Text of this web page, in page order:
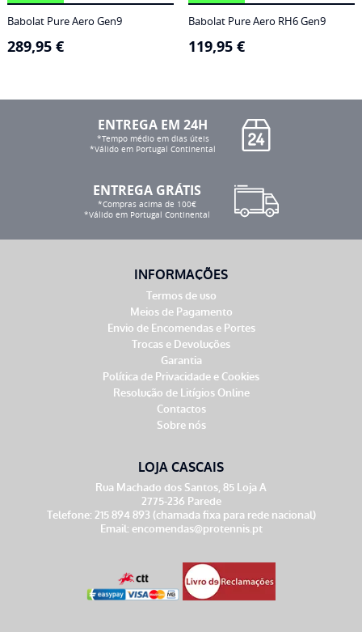
Babolat Pure Aero Gen9
289,95 €
Babolat Pure Aero RH6 Gen9
119,95 €
ENTREGA EM 24H
*Tempo médio em dias úteis
*Válido em Portugal Continental
ENTREGA GRÁTIS
*Compras acima de 100€
*Válido em Portugal Continental
INFORMAÇÕES
Termos de uso
Meios de Pagamento
Envio de Encomendas e Portes
Trocas e Devoluções
Garantia
Política de Privacidade e Cookies
Resolução de Litígios Online
Contactos
Sobre nós
LOJA CASCAIS
Rua Machado dos Santos, 85 Loja A
2775-236 Parede
Telefone: 215 894 893 (chamada fixa para rede nacional)
Email: encomendas@protennis.pt